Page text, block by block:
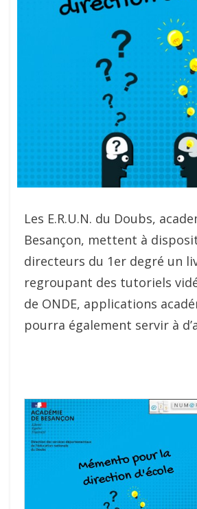
Les E.R.U.N. du Doubs,
Besançon, mettent à
directeurs du 1er degré un
regroupant des tutoriels
de ONDE, applications
pourra également servir à